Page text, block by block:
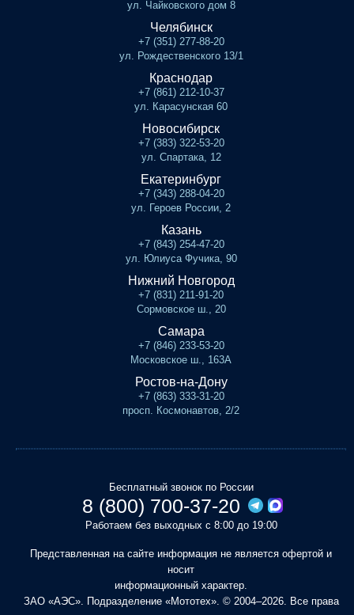
ул. Чайковского дом 8
Челябинск
+7 (351) 277-88-20
ул. Рождественского 13/1
Краснодар
+7 (861) 212-10-37
ул. Карасунская 60
Новосибирск
+7 (383) 322-53-20
ул. Спартака, 12
Екатеринбург
+7 (343) 288-04-20
ул. Героев России, 2
Казань
+7 (843) 254-47-20
ул. Юлиуса Фучика, 90
Нижний Новгород
+7 (831) 211-91-20
Сормовское ш., 20
Самара
+7 (846) 233-53-20
Московское ш., 163А
Ростов-на-Дону
+7 (863) 333-31-20
просп. Космонавтов, 2/2
Бесплатный звонок по России
8 (800) 700-37-20
Работаем без выходных с 8:00 до 19:00
Представленная на сайте информация не является офертой и
носит
информационный характер.
ЗАО «АЭС». Подразделение «Мототех». © 2004–2026. Все права